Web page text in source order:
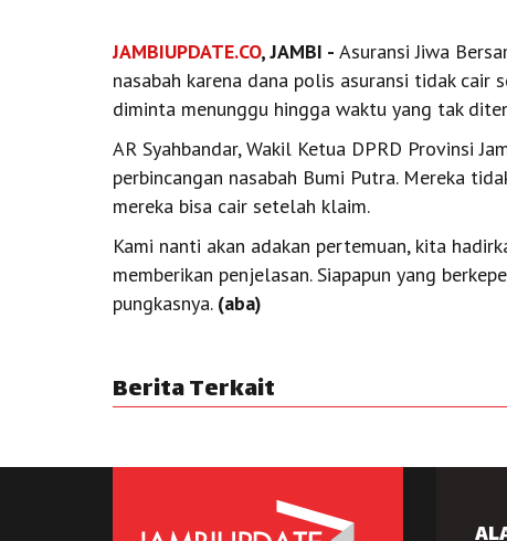
JAMBIUPDATE.CO, JAMBI - Asuransi Jiwa
nasabah karena dana polis asuransi tidak cair
diminta menunggu hingga waktu yang tak
AR Syahbandar, Wakil Ketua DPRD Provinsi
perbincangan nasabah Bumi Putra. Mereka
mereka bisa cair setelah klaim.
Kami nanti akan adakan pertemuan, kita
memberikan penjelasan. Siapapun yang
pungkasnya. (aba)
Berita Terkait